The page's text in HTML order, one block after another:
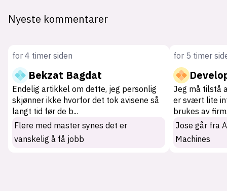
Nyeste kommentarer
for 4 timer siden
Bekzat Bagdat
Endelig artikkel om dette, jeg personlig
skjønner ikke hvorfor det tok avisene så
langt tid før de b...
Flere med master synes det er
vanskelig å få jobb
for 5 timer
Jeg må tilstå
er svært lite
brukes av firm
Jose går fra
Machines